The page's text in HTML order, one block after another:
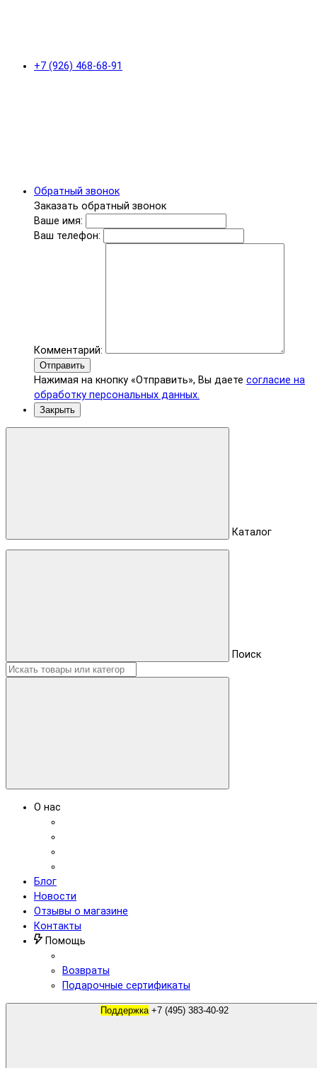
+7 (926) 468-68-91
Обратный звонок
Заказать обратный звонок
Ваше имя:
Ваш телефон:
Комментарий:
Отправить
Нажимая на кнопку «Отправить», Вы даете согласие на
обработку персональных данных.
Закрыть
Каталог
Поиск
О нас
Блог
Новости
Отзывы о магазине
Контакты
Помощь
Возвраты
Подарочные сертификаты
Поддержка +7 (495) 383-40-92